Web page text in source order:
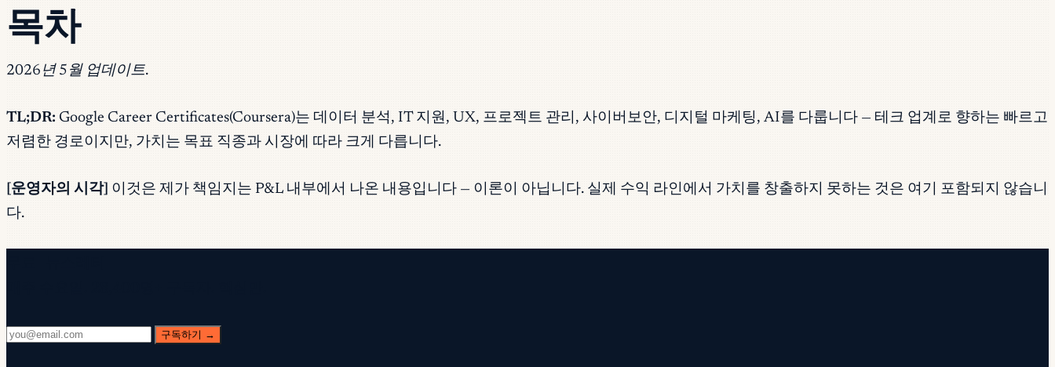
목차
2026년 5월 업데이트.
TL;DR: Google Career Certificates(Coursera)는 데이터 분석, IT 지원, UX, 프로젝트 관리, 사이버보안, 디지털 마케팅, AI를 다룹니다 — 테크 업계로 향하는 빠르고
저렴한 경로이지만, 가치는 목표 직종과 시장에 따라 크게 다릅니다.
[운영자의 시각] 이것은 제가 책임지는 P&L 내부에서 나온 내용입니다 — 이론이 아닙니다. 실제 수익 라인에서 가치를 창출하지 못하는 것은 여기 포함되지 않습니
다.
구독하기 →